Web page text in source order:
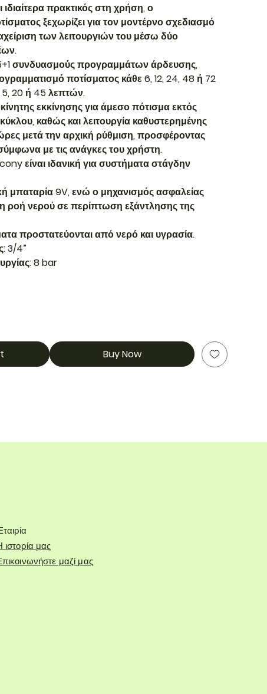
ιδιαίτερα πρακτικός στη χρήση, ο
ξεχωρίζει για τον μοντέρνο σχεδιασμό
των λειτουργιών του μέσω δύο
συνδυασμούς προγραμμάτων άρδευσης,
ποτίσματος κάθε 6, 12, 24, 48 ή 72
5, 20 ή 45 λεπτών.
εκκίνησης για άμεσο πότισμα εκτός
καθώς και λειτουργία καθυστερημένης
μετά την αρχική ρύθμιση, προσφέροντας
με τις ανάγκες του χρήστη.
είναι ιδανική για συστήματα στάγδην
μπαταρία 9V, ενώ ο μηχανισμός ασφαλείας
ροή νερού σε περίπτωση εξάντλησης της
προστατεύονται από νερό και υγρασία.
3/4”
8 bar
Buy Now
ιστορία μας
μαζί μας